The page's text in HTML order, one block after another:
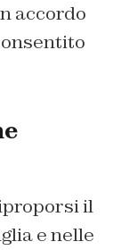
accordo
il
e nelle